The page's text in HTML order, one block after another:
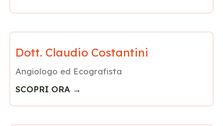
Dott. Claudio Costantini
Angiologo ed Ecografista
SCOPRI ORA →